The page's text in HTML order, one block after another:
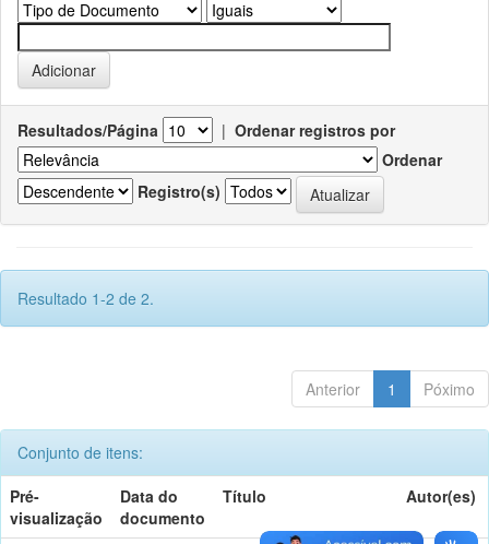
Resultados/Página | Ordenar registros por
Ordenar
Registro(s)
Resultado 1-2 de 2.
Anterior 1 Póximo
Conjunto de itens:
Pré-
visualização
Data do
documento
Título Autor(es)